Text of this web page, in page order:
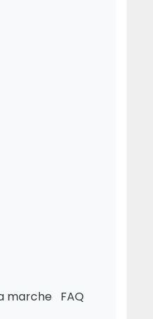
marche FAQ